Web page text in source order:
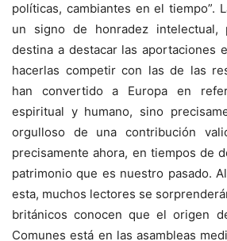
políticas, cambiantes en el tiempo”.
un signo de honradez
destina a destacar las aportaciones
hacerlas competir con las de las
han convertido a Europa en
espiritual y humano, sino
orgulloso de una contribución
precisamente ahora, en tiempos de
patrimonio que es nuestro pasado.
esta, muchos lectores se
británicos conocen que el origen
Comunes está en las asambleas